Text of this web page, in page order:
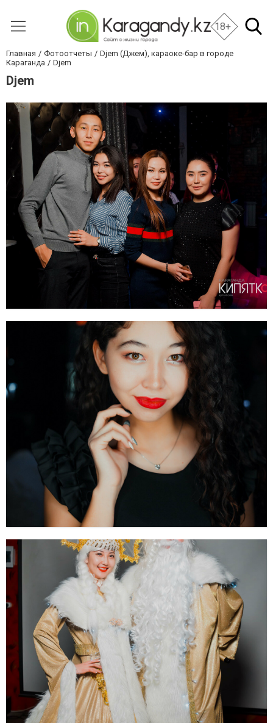
18+
Главная Фотоотчеты
Djem (Джем), караоке-бар в городе
Караганда
Djem
Djem